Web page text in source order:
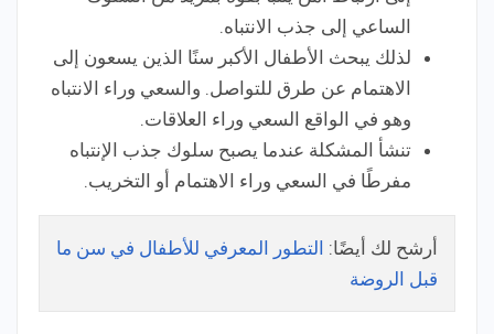
الساعي إلى جذب الانتباه.
لذلك يبحث الأطفال الأكبر سنًا الذين يسعون إلى
الاهتمام عن طرق للتواصل. والسعي وراء الانتباه
وهو في الواقع السعي وراء العلاقات.
تنشأ المشكلة عندما يصبح سلوك جذب الإنتباه
مفرطًا في السعي وراء الاهتمام أو التخريب.
أرشح لك أيضًا: التطور المعرفي للأطفال في سن ما
قبل الروضة